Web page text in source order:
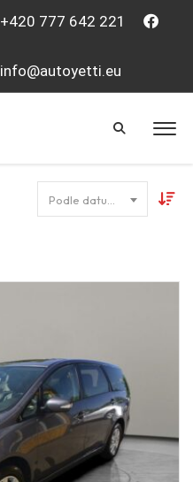
+420 777 642 221
info@autoyetti.eu